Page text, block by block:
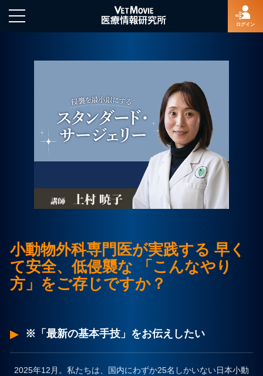
ログイン
ログイン
新規登録
よくあるご質問
著作権について
プライバシーポリシー
お問合せ
小動物外科専門医が実践する 早く
て安全、低侵襲な 「こんなやり
方」をご存じですか？
※「最新の基本手技」をお伝えしたい
2025年12月。私たちは、国内にわずか25名しかいない日本小動